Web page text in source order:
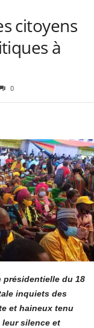
citoyens
à
0
présidentielle du 18
inquiets des
et haineux tenu
silence et